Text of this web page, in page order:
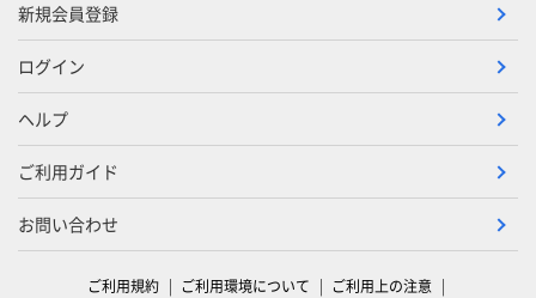
新規会員登録
ログイン
ヘルプ
ご利用ガイド
お問い合わせ
ご利用規約 ご利用環境について ご利用上の注意